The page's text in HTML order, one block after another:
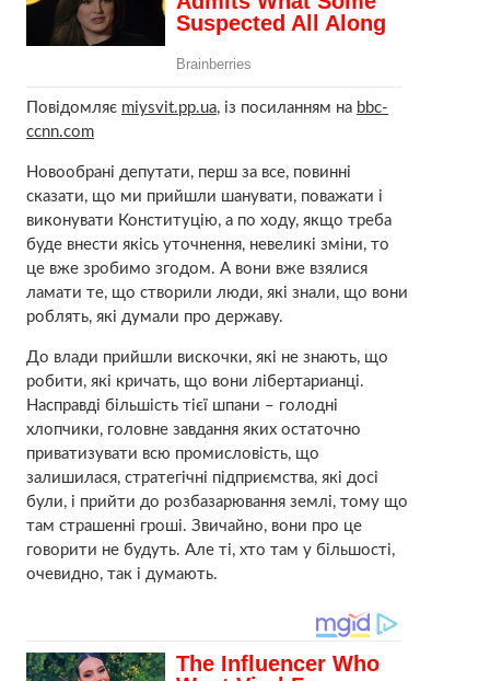
Повідомляє miysvit.pp.ua, із посиланням на bbc-
ccnn.com
Новообрані депутати, перш за все, повинні
сказати, що ми прийшли шанувати, поважати і
виконувати Конституцію, а по ходу, якщо треба
буде внести якісь уточнення, невеликі зміни, то
це вже зробимо згодом. А вони вже взялися
ламати те, що створили люди, які знали, що вони
роблять, які думали про державу.
До влади прийшли вискочки, які не знають, що
робити, які кричать, що вони лібертарианці.
Насправді більшість тієї шпани – голодні
хлопчики, головне завдання яких остаточно
приватизувати всю промисловість, що
залишилася, стратегічні підприємства, які досі
були, і прийти до розбазарювання землі, тому що
там страшенні гроші. Звичайно, вони про це
говорити не будуть. Але ті, хто там у більшості,
очевидно, так і думають.